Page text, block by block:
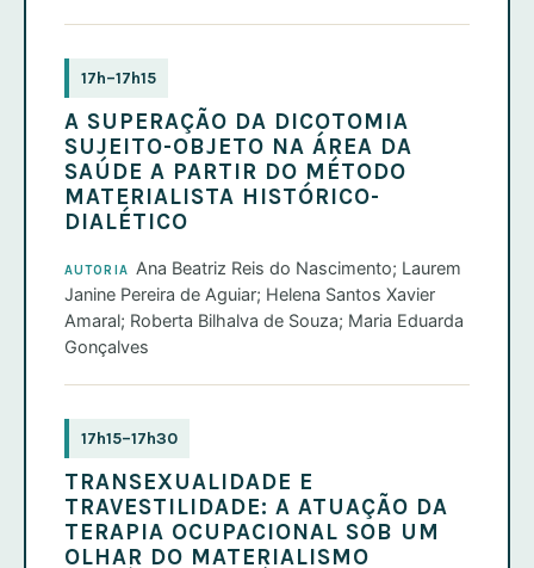
17h–17h15
A SUPERAÇÃO DA DICOTOMIA
SUJEITO-OBJETO NA ÁREA DA
SAÚDE A PARTIR DO MÉTODO
MATERIALISTA HISTÓRICO-
DIALÉTICO
AUTORIA Ana Beatriz Reis do Nascimento; Laurem
Janine Pereira de Aguiar; Helena Santos Xavier
Amaral; Roberta Bilhalva de Souza; Maria Eduarda
Gonçalves
17h15–17h30
TRANSEXUALIDADE E
TRAVESTILIDADE: A ATUAÇÃO DA
TERAPIA OCUPACIONAL SOB UM
OLHAR DO MATERIALISMO